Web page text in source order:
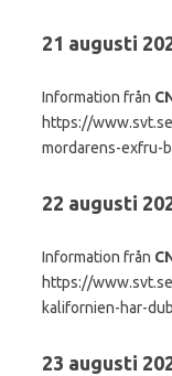
21 augusti
Information från
https://
mordarens-exfru-
22 augusti
Information från
https://
kalifornien-har-
23 augusti